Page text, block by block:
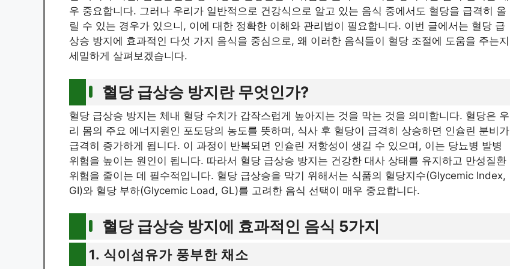
우 중요합니다. 그러나 우리가 일반적으로 건강식으로 알고 있는 음식 중에서도 혈당을 급격히 올
릴 수 있는 경우가 있으니, 이에 대한 정확한 이해와 관리법이 필요합니다. 이번 글에서는 혈당 급
상승 방지에 효과적인 다섯 가지 음식을 중심으로, 왜 이러한 음식들이 혈당 조절에 도움을 주는지
세밀하게 살펴보겠습니다.
혈당 급상승 방지란 무엇인가?
혈당 급상승 방지는 체내 혈당 수치가 갑작스럽게 높아지는 것을 막는 것을 의미합니다. 혈당은 우
리 몸의 주요 에너지원인 포도당의 농도를 뜻하며, 식사 후 혈당이 급격히 상승하면 인슐린 분비가
급격히 증가하게 됩니다. 이 과정이 반복되면 인슐린 저항성이 생길 수 있으며, 이는 당뇨병 발병
위험을 높이는 원인이 됩니다. 따라서 혈당 급상승 방지는 건강한 대사 상태를 유지하고 만성질환
위험을 줄이는 데 필수적입니다. 혈당 급상승을 막기 위해서는 식품의 혈당지수(Glycemic Index,
GI)와 혈당 부하(Glycemic Load, GL)를 고려한 음식 선택이 매우 중요합니다.
혈당 급상승 방지에 효과적인 음식 5가지
1. 식이섬유가 풍부한 채소